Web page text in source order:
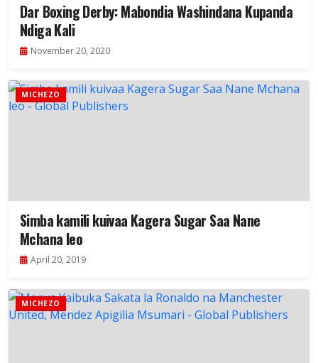
Dar Boxing Derby: Mabondia Washindana Kupanda
Ndiga Kali
November 20, 2020
MICHEZO
Simba kamili kuivaa Kagera Sugar Saa Nane
Mchana leo
April 20, 2019
MICHEZO